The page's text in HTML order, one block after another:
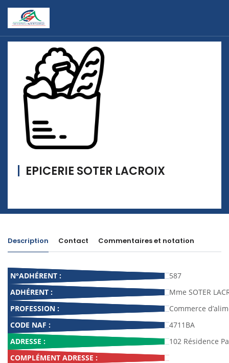
EPICERIE SOTER LACROIX
Description Contact Commentaires et notation
N°ADHÉRENT :
587
ADHÉRENT :
Mme SOTER
PROFESSION :
Commerce
CODE NAF :
4711BA
ADRESSE :
102 Résidence
COMPLÉMENT ADRESSE :